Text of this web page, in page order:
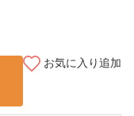
お気に入り追加